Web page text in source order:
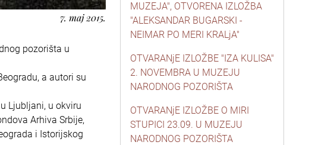
7. maj 2015.
pozorišta u
a autori su
Ljubljani, u okviru
Arhiva Srbije,
i Istorijskog
MUZEJA", OTVORENA IZLOŽBA
"ALEKSANDAR BUGARSKI -
NEIMAR PO MERI KRALjA"
OTVARANjE IZLOŽBE "IZA KULISA"
2. NOVEMBRA U MUZEJU
NARODNOG POZORIŠTA
OTVARANjE IZLOŽBE O MIRI
STUPICI 23.09. U MUZEJU
NARODNOG POZORIŠTA